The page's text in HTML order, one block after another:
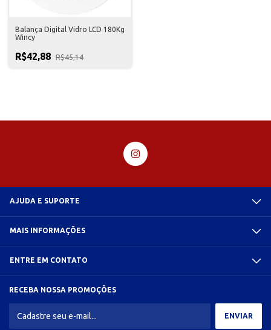
Balança Digital Vidro LCD 180Kg
Wincy
R$42,88 R$45,14
AJUDA E SUPORTE
MAIS INFORMAÇÕES
ENTRE EM CONTATO
RECEBA NOSSA PROMOÇÕES